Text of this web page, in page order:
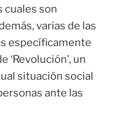
cuales son
varias de las
específicamente
‘Revolución’, un
situación social
ante las